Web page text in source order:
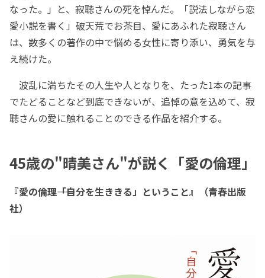
なった。」と、寂聴さんの死を悼んだ。「説法しながら恋
愛小説を書く」破天荒でお茶目、愛にあふれた寂聴さん
は、数多くの著作の中で悩める女性に寄り添い、勇気を与
え続けた。
波乱に満ちたその人生や人となりを、たった1本の記事
でたどることなど到底できないが、追悼の意を込めて、寂
聴さんの愛に触れることのできる作品を紹介する。
45歳の"晴美さん"が説く「愛の倫理」
『愛の倫理――「自分を生ききる」ということ』（青春出版
社）